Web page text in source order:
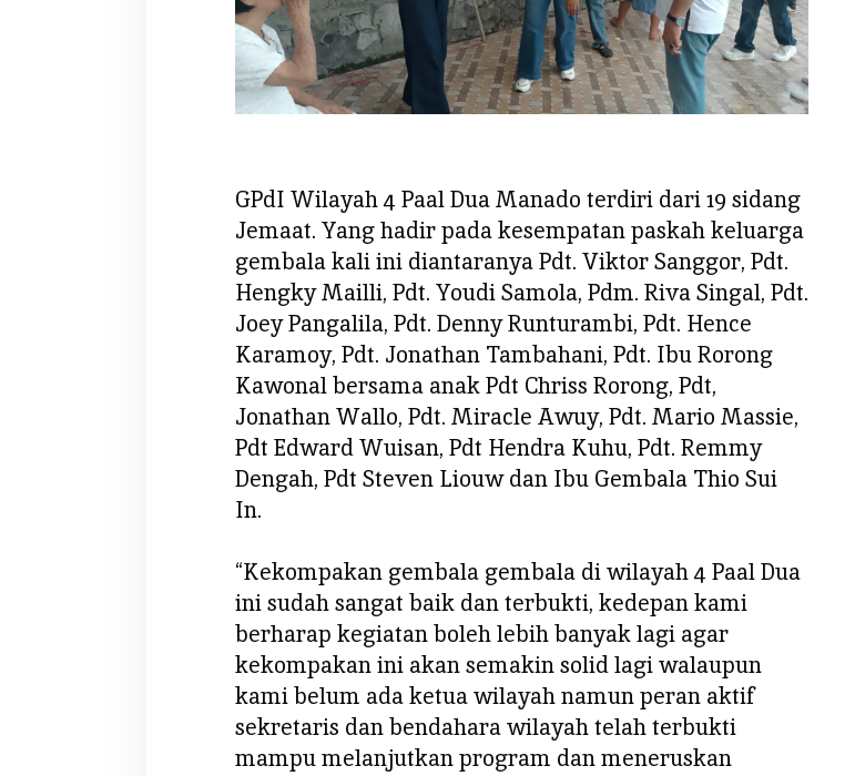
GPdI Wilayah 4 Paal Dua Manado terdiri dari 19 sidang
Jemaat. Yang hadir pada kesempatan paskah keluarga
gembala kali ini diantaranya Pdt. Viktor Sanggor, Pdt.
Hengky Mailli, Pdt. Youdi Samola, Pdm. Riva Singal, Pdt.
Joey Pangalila, Pdt. Denny Runturambi, Pdt. Hence
Karamoy, Pdt. Jonathan Tambahani, Pdt. Ibu Rorong
Kawonal bersama anak Pdt Chriss Rorong, Pdt,
Jonathan Wallo, Pdt. Miracle Awuy, Pdt. Mario Massie,
Pdt Edward Wuisan, Pdt Hendra Kuhu, Pdt. Remmy
Dengah, Pdt Steven Liouw dan Ibu Gembala Thio Sui
In.
“Kekompakan gembala gembala di wilayah 4 Paal Dua
ini sudah sangat baik dan terbukti, kedepan kami
berharap kegiatan boleh lebih banyak lagi agar
kekompakan ini akan semakin solid lagi walaupun
kami belum ada ketua wilayah namun peran aktif
sekretaris dan bendahara wilayah telah terbukti
mampu melanjutkan program dan meneruskan